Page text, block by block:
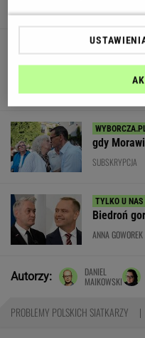
Edukacja
modelu
MATERIAŁ
gdy
SUBSKRYPCJA
Biedroń
ANNA GOWOREK
Autorzy:
DANIEL
MAIKOWSKI
PROBLEMY POLSKICH SIATKARZY